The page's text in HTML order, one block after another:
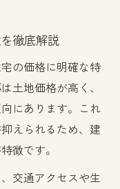
徹底解説
の価格に明確な特
土地価格が高く、
にあります。これ
えられるため、建
徴です。
交通アクセスや生